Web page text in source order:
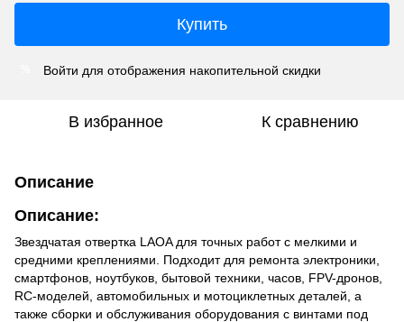
Купить
Войти для отображения накопительной скидки
В избранное К сравнению
Описание
Описание:
Звездчатая отвертка LAOA для точных работ с мелкими и
средними креплениями. Подходит для ремонта электроники,
смартфонов, ноутбуков, бытовой техники, часов, FPV-дронов,
RC-моделей, автомобильных и мотоциклетных деталей, а
также сборки и обслуживания оборудования с винтами под